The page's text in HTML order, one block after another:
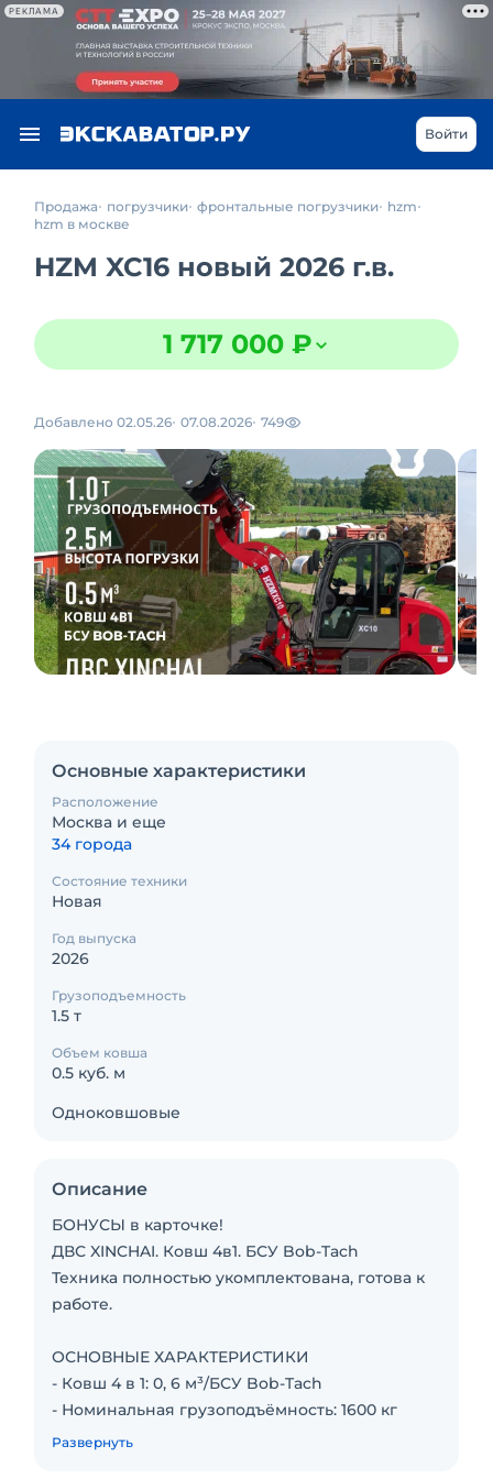
РЕКЛАМА
Войти
Продажа погрузчики фронтальные погрузчики hzm
hzm в москве
HZM XC16 новый 2026 г.в.
1 717 000 ₽
Добавлено 02.05.26 07.08.2026 749
Основные характеристики
Расположение
Москва и еще
34 города
Состояние техники
Новая
Год выпуска
2026
Грузоподъемность
1.5 т
Объем ковша
0.5 куб. м
Одноковшовые
Описание
БОНУСЫ в карточке!
ДВС XINCHAI. Ковш 4в1. БСУ Bob-Tach
Техника полностью укомплектована, готова к
работе.
ОСНОВНЫЕ ХАРАКТЕРИСТИКИ
- Ковш 4 в 1: 0, 6 м³/БСУ Bob-Tach
- Номинальная грузоподъёмность: 1600 кг
- Максимальная статичная грузоподъёмность:
Развернуть